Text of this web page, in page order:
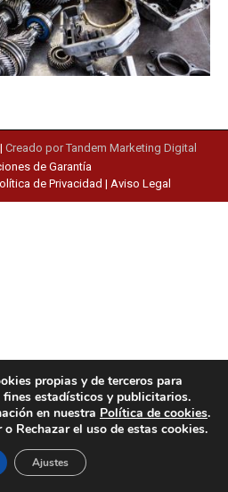
Creado por Tandem Marketing Digital
de Garantía
de Privacidad | Aviso Legal
propias y de terceros para
estadísticos y publicitarios.
en nuestra Política de cookies.
Rechazar el uso de estas cookies.
Ajustes